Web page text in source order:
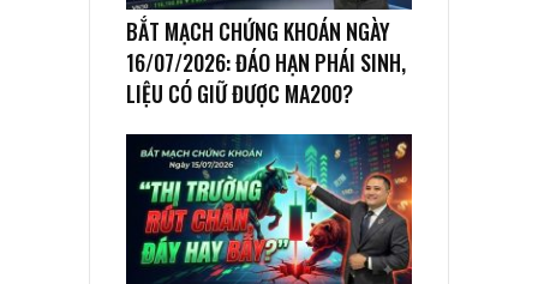
BẮT MẠCH CHỨNG KHOÁN NGÀY
16/07/2026: ĐÁO HẠN PHÁI SINH,
LIỆU CÓ GIỮ ĐƯỢC MA200?